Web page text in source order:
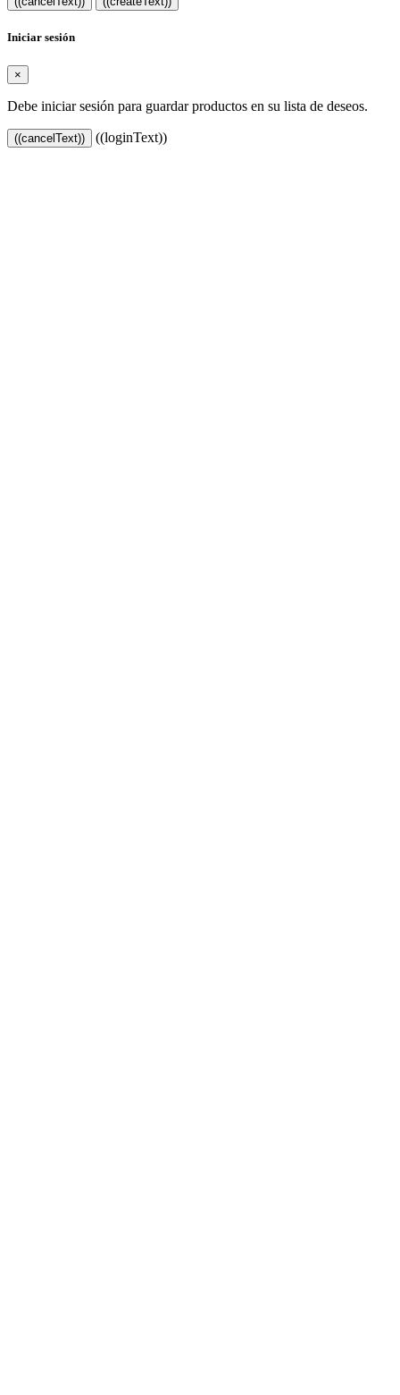
Iniciar sesión
×
Debe iniciar sesión para guardar productos en su lista de deseos.
((cancelText)) ((loginText))